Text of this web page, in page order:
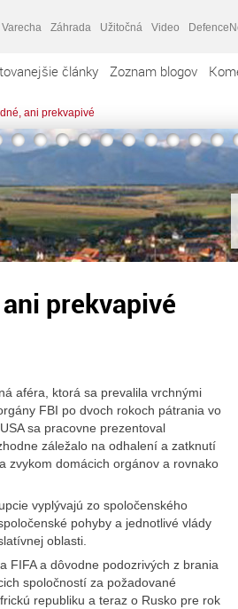
Varecha Záhrada Užitočná Video
články Zoznam blogov
ani prekvapivé
prekvapivé
aféra, ktorá sa prevalila vrchnými
FBI po dvoch rokoch pátrania vo
sa pracovne prezentoval
záležalo na odhalení a zatknutí
zvykom domácich orgánov a rovnako
vyplývajú zo spoločenského
pohyby a jednotlivé vlády
oblasti.
FIFA a dôvodne podozrivých z brania
spoločností za požadované
republiku a teraz o Rusko pre rok